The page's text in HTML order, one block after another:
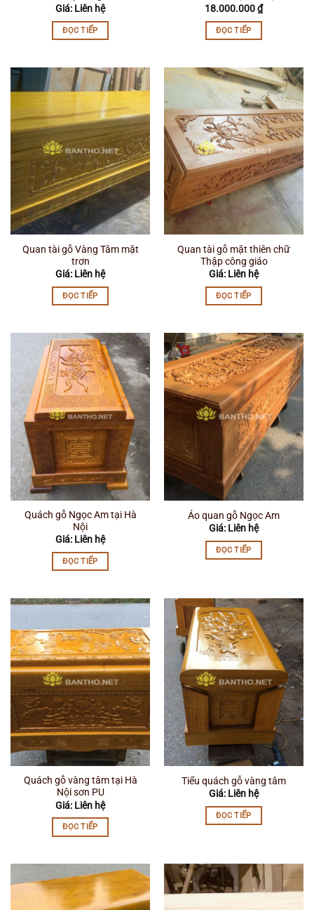
Giá: Liên hệ
ĐỌC TIẾP
18.000.000₫
ĐỌC TIẾP
Quan tài gỗ Vàng Tâm mặt
trơn
Giá: Liên hệ
ĐỌC TIẾP
Quan tài gỗ mặt thiên chữ
Thập công giáo
Giá: Liên hệ
ĐỌC TIẾP
Quách gỗ Ngọc Am tại Hà
Nội
Giá: Liên hệ
ĐỌC TIẾP
Áo quan gỗ Ngọc Am
Giá: Liên hệ
ĐỌC TIẾP
Quách gỗ vàng tâm tại Hà
Nội sơn PU
Giá: Liên hệ
ĐỌC TIẾP
Tiểu quách gỗ vàng tâm
Giá: Liên hệ
ĐỌC TIẾP